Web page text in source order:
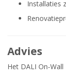
Installaties
Advies
Het DALI On-